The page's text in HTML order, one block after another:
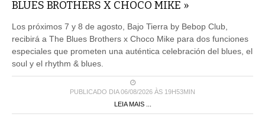
BLUES BROTHERS X CHOCO MIKE »
Los próximos 7 y 8 de agosto, Bajo Tierra by Bebop Club,
recibirá a The Blues Brothers x Choco Mike para dos funciones
especiales que prometen una auténtica celebración del blues, el
soul y el rhythm & blues.
PUBLICADO DIA 06/08/2026 ÀS 19H53MIN
LEIA MAIS ...